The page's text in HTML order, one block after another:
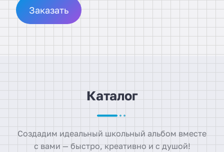
Заказать
Каталог
Создадим идеальный школьный альбом вместе
с вами — быстро, креативно и с душой!